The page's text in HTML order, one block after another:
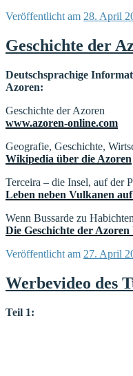
Veröffentlicht am 28. April
Geschichte der
Deutschsprachige
Azoren:
Geschichte der Azoren
www.azoren-online.com
Geografie, Geschichte,
Wikipedia über die Azoren
Terceira – die Insel, auf der
Leben neben Vulkanen
Wenn Bussarde zu
Die Geschichte der
Veröffentlicht am 27. April
Werbevideo des
Teil 1: